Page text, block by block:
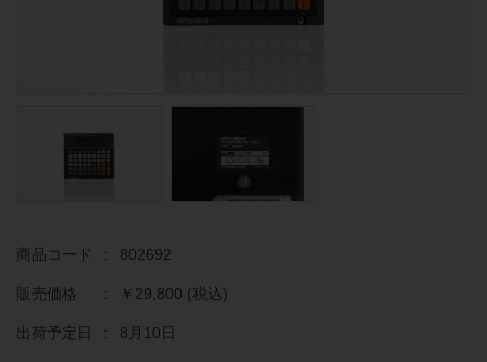
商品コード : 802692
販売価格 : ￥29,800 (税込)
出荷予定日 : 8月10日